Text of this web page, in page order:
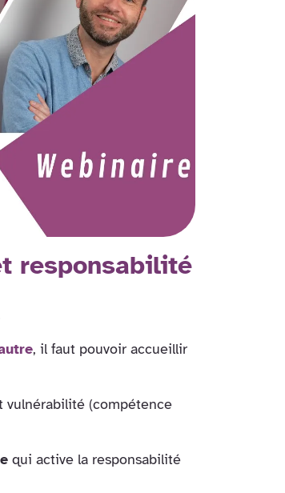
responsabilité
, il faut pouvoir accueillir
(compétence
qui active la responsabilité